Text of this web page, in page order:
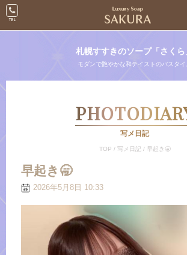
札幌すすきのソープ「さくら
モダンで艶やかな和テイストのバスタイ
写メ日記
TOP / 写メ日記 / 早起き🥱
早起き🥱
2026年5月8日 10:33